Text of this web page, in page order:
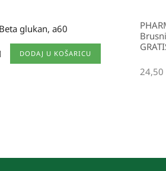
glukan, a60
DODAJ U KOŠARICU
24,50